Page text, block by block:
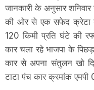
जानकारी के अनुसार
की ओर से एक सफेद क्रेटा
120 किमी प्रति घंटे की
कार चला रहे भाजपा के
कार से अपना संतुलन खो
टाटा पंच कार क्रमांक